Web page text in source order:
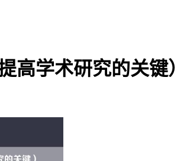
高学术研究的关键）